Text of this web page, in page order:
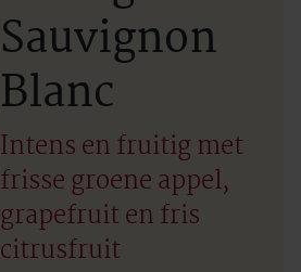
Sauvignon
Blanc
Intens en fruitig met
frisse groene appel,
grapefruit en fris
citrusfruit